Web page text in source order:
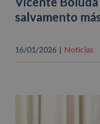
salvamento
16/01/2026 | Noticias